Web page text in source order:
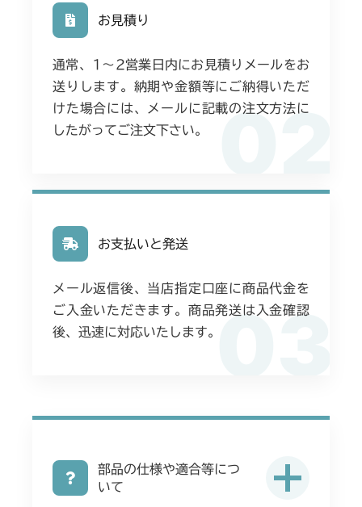
02
お見積り
通常、1〜2営業日内にお見積りメールをお
送りします。納期や金額等にご納得いただ
けた場合には、メールに記載の注文方法に
したがってご注文下さい。
03
お支払いと発送
メール返信後、当店指定口座に商品代金を
ご入金いただきます。商品発送は入金確認
後、迅速に対応いたします。
部品の仕様や適合等につ
いて